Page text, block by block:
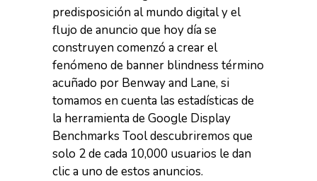
predisposición al mundo digital y el
flujo de anuncio que hoy día se
construyen comenzó a crear el
fenómeno de banner blindness término
acuñado por Benway and Lane, si
tomamos en cuenta las estadísticas de
la herramienta de Google Display
Benchmarks Tool descubriremos que
solo 2 de cada 10,000 usuarios le dan
clic a uno de estos anuncios.